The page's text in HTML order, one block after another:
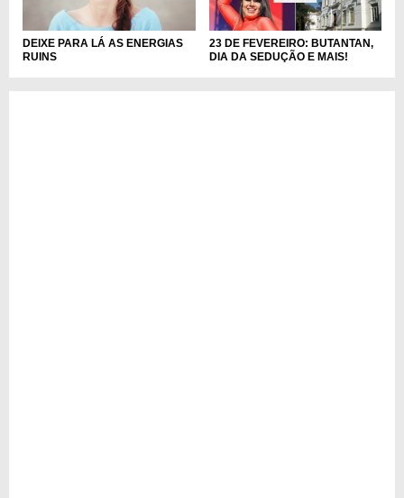
DEIXE PARA LÁ AS ENERGIAS
RUINS
23 DE FEVEREIRO: BUTANTAN,
DIA DA SEDUÇÃO E MAIS!